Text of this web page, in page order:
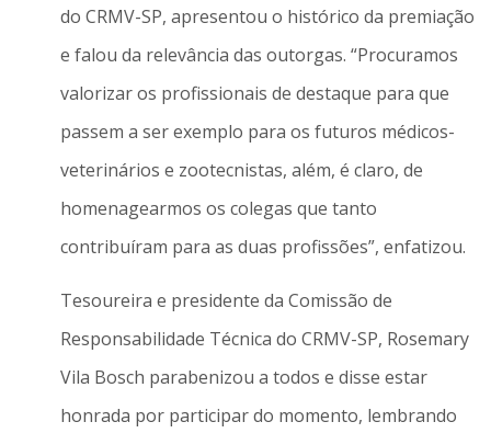
do CRMV-SP, apresentou o histórico da premiação
e falou da relevância das outorgas. “Procuramos
valorizar os profissionais de destaque para que
passem a ser exemplo para os futuros médicos-
veterinários e zootecnistas, além, é claro, de
homenagearmos os colegas que tanto
contribuíram para as duas profissões”, enfatizou.
Tesoureira e presidente da Comissão de
Responsabilidade Técnica do CRMV-SP, Rosemary
Vila Bosch parabenizou a todos e disse estar
honrada por participar do momento, lembrando